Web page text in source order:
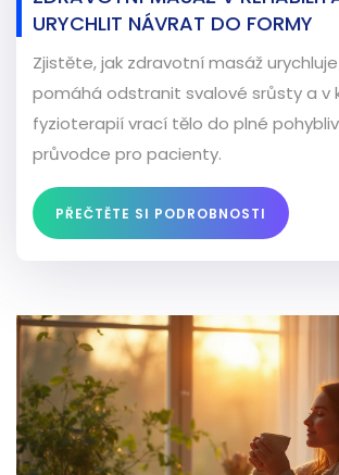
URYCHLIT NÁVRAT DO FORMY
Zjistěte, jak zdravotní masáž
pomáhá odstranit svalové srůsty a v
fyzioterapií vrací tělo do plné
průvodce pro pacienty.
PŘEČTĚTE SI PODROBNOSTI